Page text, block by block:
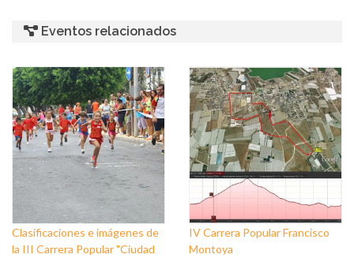
Eventos relacionados
Clasificaciones e imágenes de
la III Carrera Popular "Ciudad
IV Carrera Popular Francisco
Montoya